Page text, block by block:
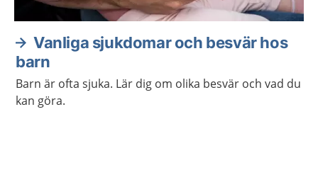
Vanliga sjukdomar och besvär hos
barn
Barn är ofta sjuka. Lär dig om olika besvär och vad du
kan göra.